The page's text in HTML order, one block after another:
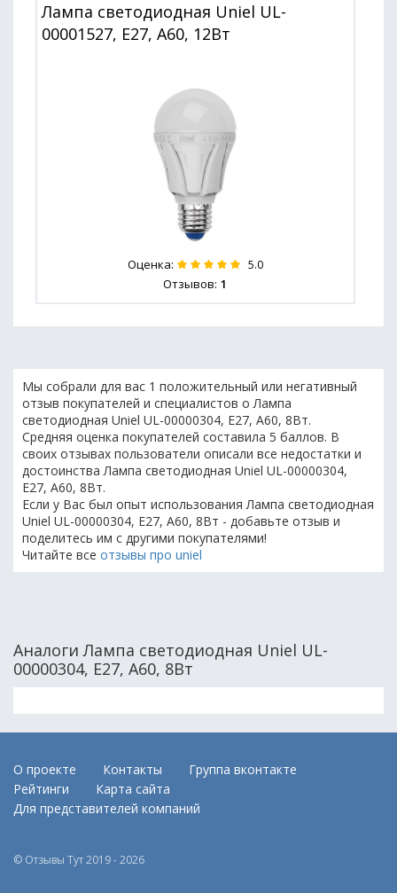
Лампа светодиодная Uniel UL-
00001527, E27, A60, 12Вт
Оценка: 5.0
Отзывов: 1
Мы собрали для вас 1 положительный или негативный
отзыв покупателей и специалистов о Лампа
светодиодная Uniel UL-00000304, E27, A60, 8Вт.
Средняя оценка покупателей составила 5 баллов. В
своих отзывах пользователи описали все недостатки и
достоинства Лампа светодиодная Uniel UL-00000304,
E27, A60, 8Вт.
Если у Вас был опыт использования Лампа светодиодная
Uniel UL-00000304, E27, A60, 8Вт - добавьте отзыв и
поделитесь им с другими покупателями!
Читайте все отзывы про uniel
Аналоги Лампа светодиодная Uniel UL-
00000304, E27, A60, 8Вт
О проекте Контакты
Группа вконтакте
Рейтинги
Карта сайта
Для представителей компаний
© Отзывы Тут 2019 - 2026